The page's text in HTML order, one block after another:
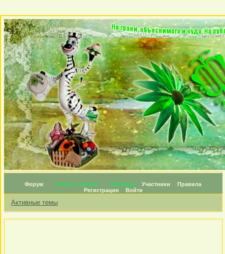
Форум Личные топики Награды Участники
Правила
Регистрация
Войти
Активные темы